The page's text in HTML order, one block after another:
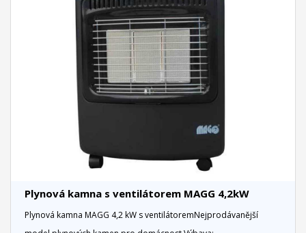
Plynová kamna s ventilátorem MAGG 4,2kW
Plynová kamna MAGG 4,2 kW s ventilátoremNejprodávanější